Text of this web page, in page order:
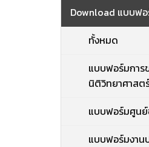
Download แบบฟ
ทั้งหมด
แบบฟอร์มการ
นิติวิทยาศาสต
แบบฟอร์มศูนย์
แบบฟอร์มงาน